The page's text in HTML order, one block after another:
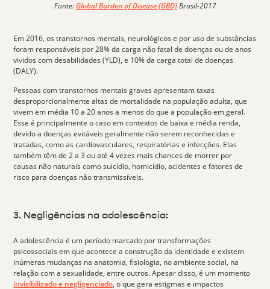
Fonte: Global Burden of Disease (GBD)Brasil-2017
Em 2016, os transtornos mentais, neurológicos e por uso de substâncias
foram responsáveis por 28% da carga não fatal de doenças ou deanos
vividos com desabilidades (YLD) , e 10% da carga total de doenças
(DALY).
Pessoas com transtornos mentais graves apresentam taxas
desproporcionalmente altas de mortalidade na população adulta, que
vivem em média 10 a 20 anos a menos do que a população em geral.
Esse é principalmente o caso em contextos de baixa e média renda,
devido a doenças evitáveis geralmente não serem reconhecidas e
tratadas, como as cardiovasculares, respiratórias e infecções. Elas
também têm de 2 a 3 ou até 4 vezes mais chances de morrer por
causas não naturais como suicídio, homicídio, acidentes e fatores de
risco para doenças não transmissíveis.
3. Negligências na adolescência:
A adolescência é um período marcado portransformações
psicossociais em que acontece a construção da identidade e existem
inúmeras mudanças na anatomia, fisiologia, no ambiente social, na
relação com a sexualidade, entre outros. Apesar disso, é um momento
invisibilizado e negligenciado , o que gera estigmas e impactos